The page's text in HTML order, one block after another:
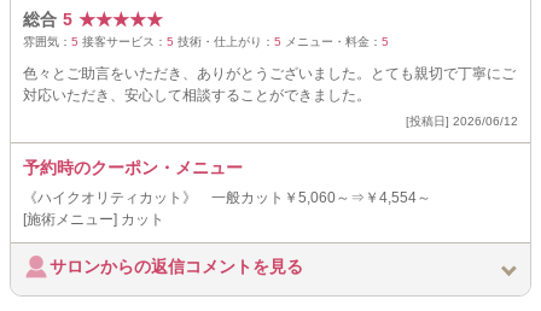
総合 5 ★★★★★
雰囲気： 5 接客サービス： 5 技術・仕上がり： 5 メニュー・料金： 5
色々とご助言をいただき、ありがとうございました。とても親切で丁寧にご
対応いただき、安心して相談することができました。
[投稿日] 2026/06/12
予約時のクーポン・メニュー
《ハイクオリティカット》 一般カット￥5,060～⇒￥4,554～
[施術メニュー] カット
サロンからの返信コメントを見る